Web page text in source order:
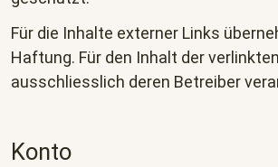
Für die Inhalte externer Links
Haftung. Für den Inhalt der
ausschliesslich deren Betreiber
Konto